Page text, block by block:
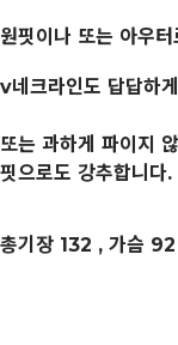
원핏이나 또는 아우
v네크라인도 답답하
또는 과하게 파이지
핏으로도 강추합니다.
총기장 132 , 가슴 92